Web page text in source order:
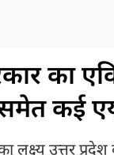
का
कई